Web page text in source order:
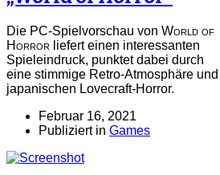
Die PC-Spielvorschau von World of
Horror liefert einen interessanten
Spieleindruck, punktet dabei durch
eine stimmige Retro-Atmosphäre und
japanischen Lovecraft-Horror.
Februar 16, 2021
Publiziert in Games